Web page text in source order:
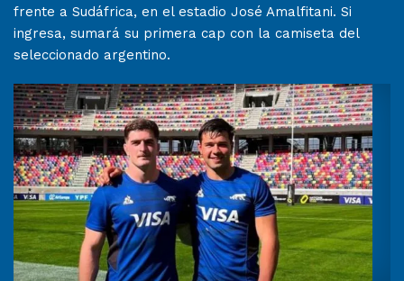
frente a Sudáfrica, en el estadio José Amalfitani. Si
ingresa, sumará su primera cap con la camiseta del
seleccionado argentino.